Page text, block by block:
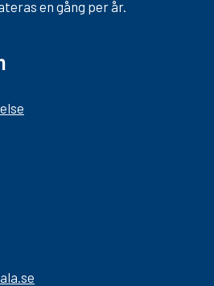
en gång per år.